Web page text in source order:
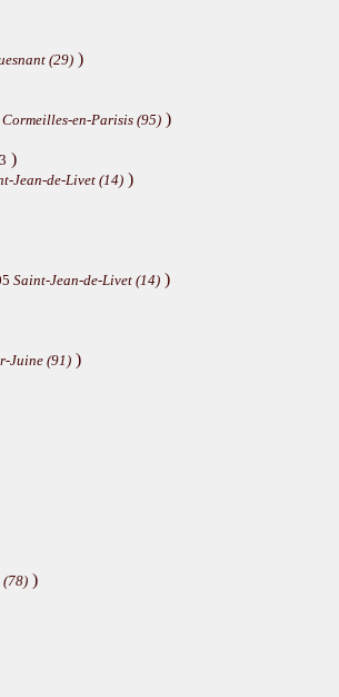
(29) )
Cormeilles-en-Parisis (95) )
)
Jean-de-Livet (14) )
Saint-Jean-de-Livet (14) )
Juine (91) )
(78) )